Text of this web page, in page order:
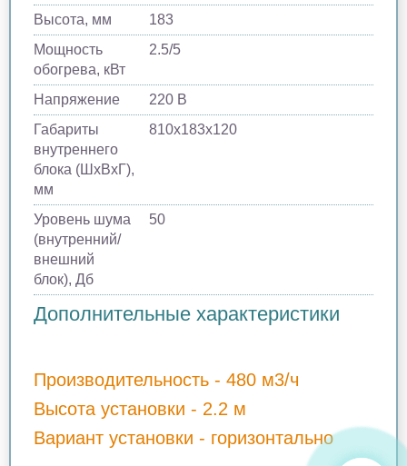
Высота, мм
183
Мощность
обогрева, кВт
2.5/5
Напряжение
220 В
Габариты
внутреннего
блока (ШхВхГ),
мм
810х183х120
Уровень шума
(внутренний/
внешний
блок), Дб
50
Дополнительные характеристики
Производительность - 480 м3/ч
Высота установки - 2.2 м
Вариант установки - горизонтально